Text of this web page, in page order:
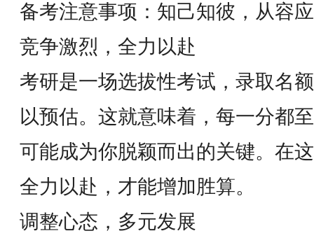
备考注意事项：知己知彼，从容
竞争激烈，全力以赴
考研是一场选拔性考试，录取名
以预估。这就意味着，每一分都
可能成为你脱颖而出的关键。在
全力以赴，才能增加胜算。
调整心态，多元发展